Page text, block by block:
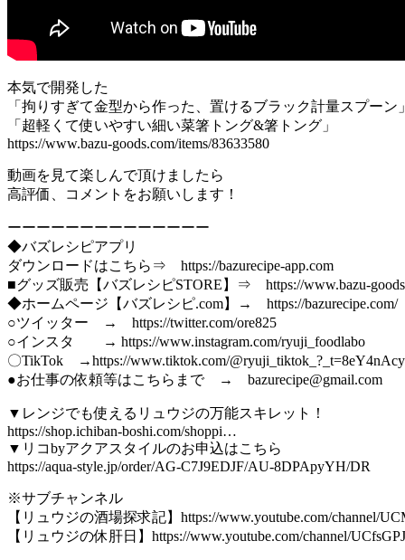
本気で開発した
「拘りすぎて金型から作った、置けるブラック計量スプーン
「超軽くて使いやすい細い菜箸トング&箸トング」
https://www.bazu-goods.com/items/83633580
動画を見て楽しんで頂けましたら
高評価、コメントをお願いします！
ーーーーーーーーーーーーーー
◆バズレシピアプリ
ダウンロードはこちら⇒ https://bazurecipe-app.com
■グッズ販売【バズレシピSTORE】⇒ https://www.bazu-
◆ホームページ【バズレシピ.com】→ https://bazurecipe.com/
○ツイッター → https://twitter.com/ore825
○インスタ → https://www.instagram.com/ryuji_foodlabo
〇TikTok →https://www.tiktok.com/
●お仕事の依頼等はこちらまで → bazurecipe@gmail.com
▼レンジでも使えるリュウジの万能スキレット！
https://shop.ichiban-boshi.com/shoppi…
▼リコbyアクアスタイルのお申込はこちら
https://aqua-style.jp/order/AG-C7J9EDJF/AU-8DPApyYH/DR
※サブチャンネル
【リュウジの酒場探求記】https://www.youtube.com/channel/
【リュウジの休肝日】https://www.youtube.com/channel/